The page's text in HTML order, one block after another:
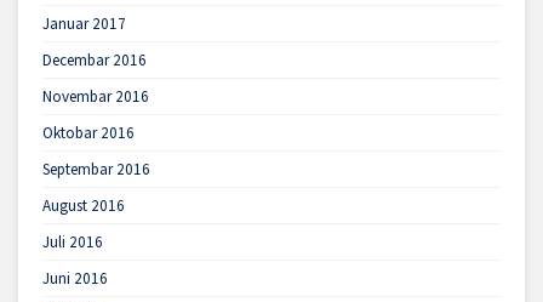
Januar 2017
Decembar 2016
Novembar 2016
Oktobar 2016
Septembar 2016
August 2016
Juli 2016
Juni 2016